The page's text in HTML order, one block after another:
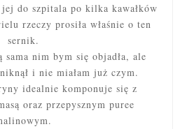
do szpitala po kilka kawałków
rzeczy prosiła właśnie o ten
sernik.
sama nim bym się objadła, ale
i nie miałam już czym.
idealnie komponuje się z
oraz przepysznym puree